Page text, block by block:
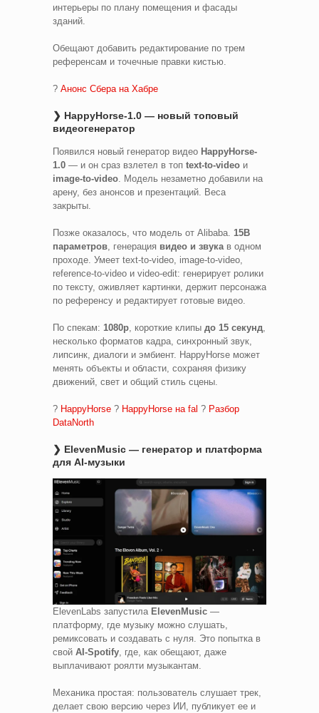
интерьеры по плану помещения и фасады
зданий.
Обещают добавить редактирование по трем
референсам и точечные правки кистью.
? Анонс Сбера на Хабре
❯ HappyHorse-1.0 — новый топовый
видеогенератор
Появился новый генератор видео HappyHorse-
1.0 — и он сраз взлетел в топ text-to-video и
image-to-video . Модель незаметно добавили на
арену, без анонсов и презентаций. Веса
закрыты.
Позже оказалось, что модель от Alibaba. 15B
параметров , генерация видео и звука в одном
проходе. Умеет text-to-video, image-to-video,
reference-to-video и video-edit: генерирует ролики
по тексту, оживляет картинки, держит персонажа
по референсу и редактирует готовые видео.
По спекам: 1080p , короткие клипы до 15 секунд
несколько форматов кадра, синхронный звук,
липсинк, диалоги и эмбиент. HappyHorse может
менять объекты и области, сохраняя физику
движений, свет и общий стиль сцены.
? HappyHorse ? HappyHorse на fal ? Разбор
DataNorth
❯ ElevenMusic — генератор и платформа
для AI-музыки
ElevenLabs запустила ElevenMusic —
платформу, где музыку можно слушать,
ремиксовать и создавать с нуля. Это попытка в
свой AI-Spotify , где, как обещают, даже
выплачивают роялти музыкантам.
Механика простая: пользователь слушает трек,
делает свою версию через ИИ, публикует ее и